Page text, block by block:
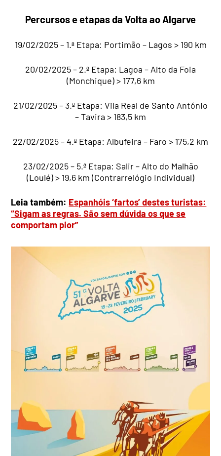
Percursos e etapas da Volta ao Algarve
19/02/2025 – 1.ª Etapa: Portimão – Lagos > 190 km
20/02/2025 – 2.ª Etapa: Lagoa – Alto da Foia
(Monchique) > 177,6 km
21/02/2025 – 3.ª Etapa: Vila Real de Santo António
– Tavira > 183,5 km
22/02/2025 – 4.ª Etapa: Albufeira – Faro > 175,2 km
23/02/2025 – 5.ª Etapa: Salir – Alto do Malhão
(Loulé) > 19,6 km (Contrarrelógio Individual)
Leia também: Espanhóis ‘fartos’ destes turistas:
“Sigam as regras. São sem dúvida os que se
comportam pior”